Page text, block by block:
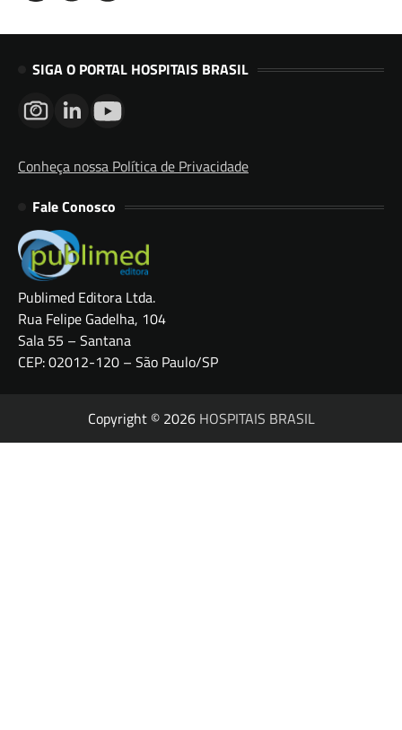
SIGA O PORTAL HOSPITAIS BRASIL
Conheça nossa Política de Privacidade
Fale Conosco
Publimed Editora Ltda.
Rua Felipe Gadelha, 104
Sala 55 – Santana
CEP: 02012-120 – São Paulo/SP
Copyright © 2026 HOSPITAIS BRASIL